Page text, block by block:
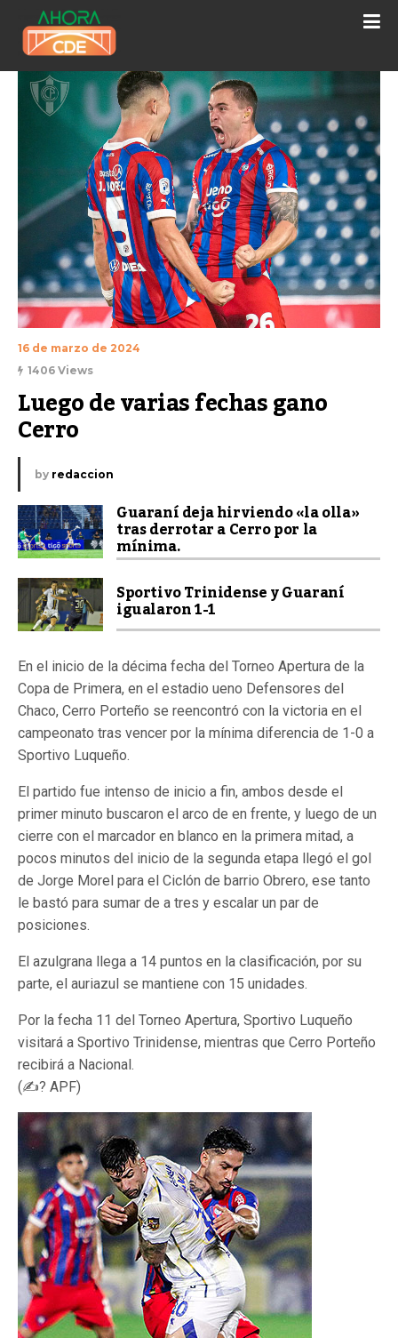
16 de marzo de 2024
1406 Views
Luego de varias fechas gano
Cerro
by redaccion
Guaraní deja hirviendo «la olla»
tras derrotar a Cerro por la
mínima.
Sportivo Trinidense y Guaraní
igualaron 1-1
En el inicio de la décima fecha del Torneo Apertura de la
Copa de Primera, en el estadio ueno Defensores del
Chaco, Cerro Porteño se reencontró con la victoria en el
campeonato tras vencer por la mínima diferencia de 1-0 a
Sportivo Luqueño.
El partido fue intenso de inicio a fin, ambos desde el
primer minuto buscaron el arco de en frente, y luego de un
cierre con el marcador en blanco en la primera mitad, a
pocos minutos del inicio de la segunda etapa llegó el gol
de Jorge Morel para el Ciclón de barrio Obrero, ese tanto
le bastó para sumar de a tres y escalar un par de
posiciones.
El azulgrana llega a 14 puntos en la clasificación, por su
parte, el auriazul se mantiene con 15 unidades.
Por la fecha 11 del Torneo Apertura, Sportivo Luqueño
visitará a Sportivo Trinidense, mientras que Cerro Porteño
recibirá a Nacional.
(✍? APF)